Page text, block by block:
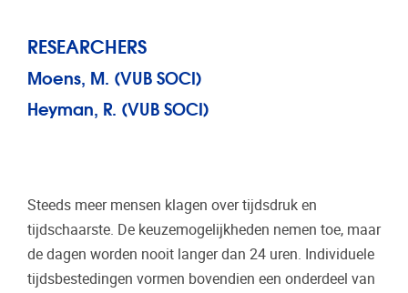
RESEARCHERS
Moens, M. (VUB SOCI)
Heyman, R. (VUB SOCI)
Steeds meer mensen klagen over tijdsdruk en
tijdschaarste. De keuzemogelijkheden nemen toe, maar
de dagen worden nooit langer dan 24 uren. Individuele
tijdsbestedingen vormen bovendien een onderdeel van